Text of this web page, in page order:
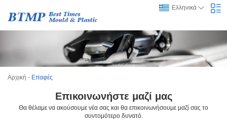
Ελληνικά
Αρχική - Επαφές
Επικοινωνήστε μαζί μας
Θα θέλαμε να ακούσουμε νέα σας και θα επικοινωνήσουμε μαζί σας το
συντομότερο δυνατό.